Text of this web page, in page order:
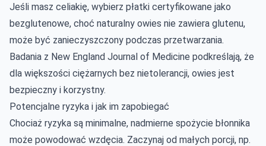
Jeśli masz celiakię, wybierz płatki certyfikowane jako
bezglutenowe, choć naturalny owies nie zawiera glutenu,
może być zanieczyszczony podczas przetwarzania.
Badania z New England Journal of Medicine podkreślają, że
dla większości ciężarnych bez nietolerancji, owies jest
bezpieczny i korzystny.
Potencjalne ryzyka i jak im zapobiegać
Chociaż ryzyka są minimalne, nadmierne spożycie błonnika
może powodować wzdęcia. Zaczynaj od małych porcji, np.